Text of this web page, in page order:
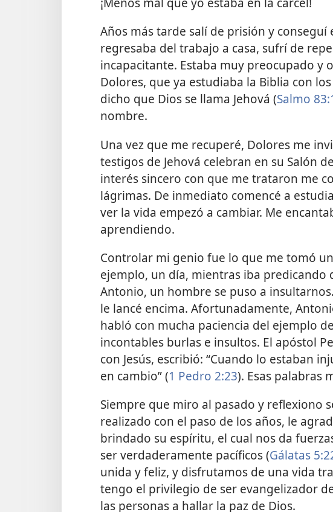
Años más tarde salí de prisión y
regresaba del trabajo a casa, sufrí de
incapacitante. Estaba muy preocupado y
Dolores, que ya estudiaba la Biblia con
dicho que Dios se llama Jehová (Salmo
nombre.
Una vez que me recuperé, Dolores me
testigos de Jehová celebran en su Salón
interés sincero con que me trataron me
lágrimas. De inmediato comencé a
ver la vida empezó a cambiar. Me
aprendiendo.
Controlar mi genio fue lo que me tomó
ejemplo, un día, mientras iba predicando
Antonio, un hombre se puso a
le lancé encima. Afortunadamente,
habló con mucha paciencia del ejemplo
incontables burlas e insultos. El apóstol
con Jesús, escribió: “Cuando lo estaban
en cambio” (1 Pedro 2:23). Esas palabras
Siempre que miro al pasado y reflexiono
realizado con el paso de los años, le
brindado su espíritu, el cual nos da
ser verdaderamente pacíficos (Gálatas
unida y feliz, y disfrutamos de una vida
tengo el privilegio de ser evangelizador
las personas a hallar la paz de Dios.